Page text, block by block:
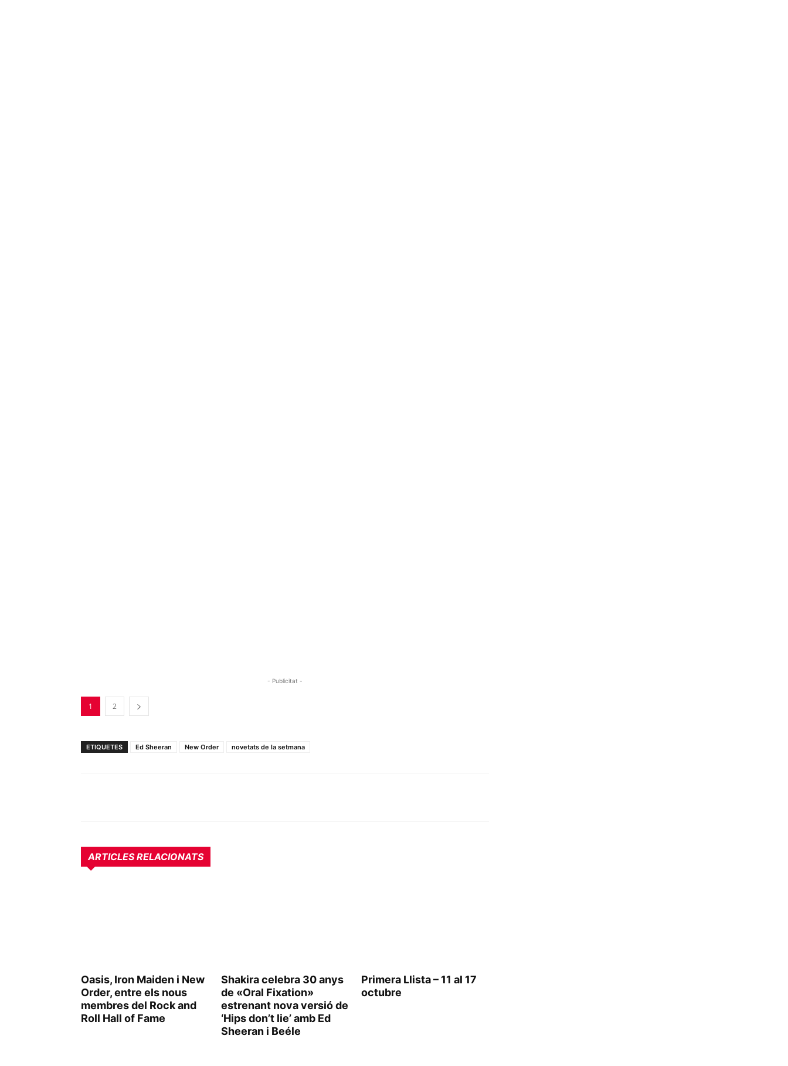
- Publicitat -
1 2
ETIQUETES Ed Sheeran New Order novetats de la setmana
ARTICLES RELACIONATS
Oasis, Iron Maiden i New
Order, entre els nous
membres del Rock and
Roll Hall of Fame
Shakira celebra 30 anys
de «Oral Fixation»
estrenant nova versió de
‘Hips don’t lie’ amb Ed
Sheeran i Beéle
Primera Llista – 11 al 17
octubre